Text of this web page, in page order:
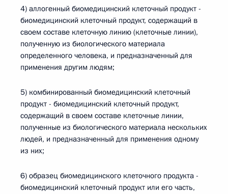
4) аллогенный биомедицинский клеточный продукт -
биомедицинский клеточный продукт, содержащий в
своем составе клеточную линию (клеточные линии),
полученную из биологического материала
определенного человека, и предназначенный для
применения другим людям;
5) комбинированный биомедицинский клеточный
продукт - биомедицинский клеточный продукт,
содержащий в своем составе клеточные линии,
полученные из биологического материала нескольких
людей, и предназначенный для применения одному
из них;
6) образец биомедицинского клеточного продукта -
биомедицинский клеточный продукт или его часть,